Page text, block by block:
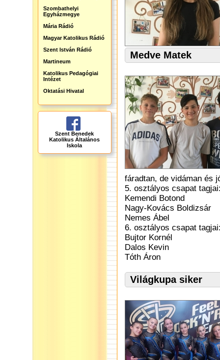
Szombathelyi
Egyházmegye
Mária Rádió
Magyar Katolikus Rádió
Szent István Rádió
Martineum
Katolikus Pedagógiai
Intézet
Oktatási Hivatal
Szent Benedek
Katolikus Általános
Iskola
Medve Matek
fáradtan, de vidáman és
5. osztályos csapat
Kemendi Botond
Nagy-Kovács Boldizsár
Nemes Ábel
6. osztályos csapat
Bujtor Kornél
Dalos Kevin
Tóth Áron
Világkupa siker